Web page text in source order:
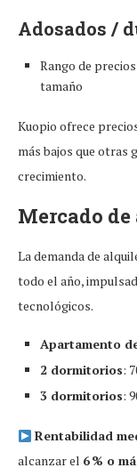
Adosados /
Rango de
tamaño
Kuopio ofrece
más bajos que otras
crecimiento.
Mercado
La demanda de
todo el año,
tecnológicos.
Apartamento
2 dormitorios:
3 dormitorios:
Rentabilidad
alcanzar el 6 % o